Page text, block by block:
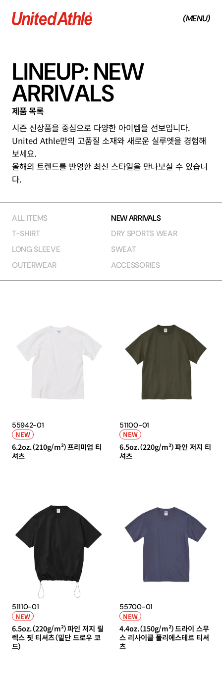
(MENU)
LINEUP:NEW
ARRIVALS
제품목록
시즌 신상품을 중심으로 다양한 아이템을 선보입니다.
United Athle만의 고품질 소재와 새로운 실루엣을 경험해
보세요.
올해의 트렌드를 반영한 최신 스타일을 만나보실 수 있습니
다.
ALL ITEMS
NEW ARRIVALS
T-SHIRT
DRY SPORTS WEAR
LONG SLEEVE
SWEAT
OUTERWEAR
ACCESSORIES
55942-01
NEW
6.2oz.（210g/m²）프리미엄 티
셔츠
51100-01
NEW
6.5oz.（220g/m²）파인 저지 티
셔츠
51110-01
NEW
6.5oz.（220g/m²）파인 저지 릴
렉스 핏 티셔츠（밑단 드로우 코
드）
55700-01
NEW
4.4oz.（150g/m²）드라이 스무
스 리사이클 폴리에스테르 티셔
츠